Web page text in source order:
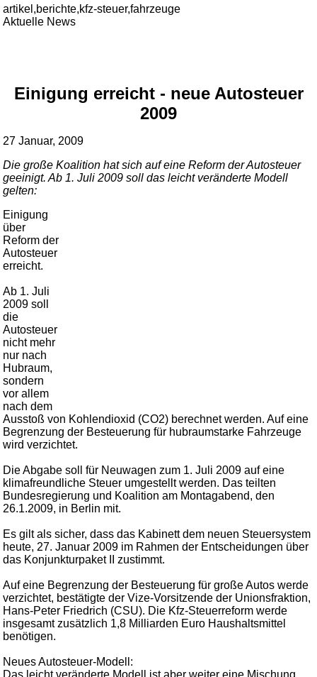
artikel,berichte,kfz-steuer,fahrzeuge
Aktuelle News
Einigung erreicht - neue Autosteuer
2009
27 Januar, 2009
Die große Koalition hat sich auf eine Reform der Autosteuer
geeinigt. Ab 1. Juli 2009 soll das leicht veränderte Modell
gelten:
Einigung
über
Reform der
Autosteuer
erreicht.
Ab 1. Juli
2009 soll
die
Autosteuer
nicht mehr
nur nach
Hubraum,
sondern
vor allem
nach dem
Ausstoß von Kohlendioxid (CO2) berechnet werden. Auf eine
Begrenzung der Besteuerung für hubraumstarke Fahrzeuge
wird verzichtet.
Die Abgabe soll für Neuwagen zum 1. Juli 2009 auf eine
klimafreundliche Steuer umgestellt werden. Das teilten
Bundesregierung und Koalition am Montagabend, den
26.1.2009, in Berlin mit.
Es gilt als sicher, dass das Kabinett dem neuen Steuersystem
heute, 27. Januar 2009 im Rahmen der Entscheidungen über
das Konjunkturpaket II zustimmt.
Auf eine Begrenzung der Besteuerung für große Autos werde
verzichtet, bestätigte der Vize-Vorsitzende der Unionsfraktion,
Hans-Peter Friedrich (CSU). Die Kfz-Steuerreform werde
insgesamt zusätzlich 1,8 Milliarden Euro Haushaltsmittel
benötigen.
Neues Autosteuer-Modell:
Das leicht veränderte Modell ist aber weiter eine Mischung